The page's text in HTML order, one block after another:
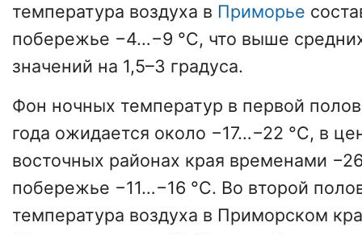
температура воздуха в Приморье
побережье −4…−9 °C, что выше
значений на 1,5–3 градуса.
Фон ночных температур в первой
года ожидается около −17…−22 °C, в
восточных районах края временами
побережье −11…−16 °C. Во второй
температура воздуха в Приморском